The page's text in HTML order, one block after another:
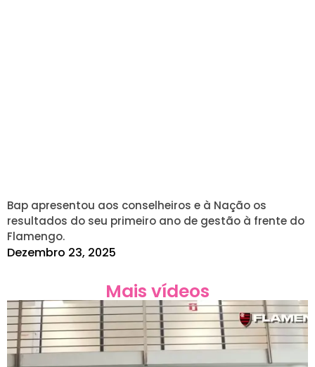
Bap apresentou aos conselheiros e à Nação os
resultados do seu primeiro ano de gestão à frente do
Flamengo.
Dezembro 23, 2025
Mais vídeos